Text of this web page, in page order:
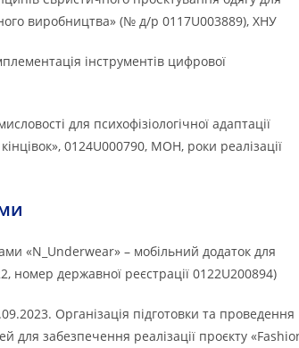
виробництва» (№ д/р 0117U003889), ХНУ
інструментів цифрової
для психофізіологічної адаптації
0124U000790, МОН, роки реалізації
«N_Underwear» – мобільний додаток для
номер державної реєстрації 0122U200894)
Організація підготовки та проведення
для забезпечення реалізації проєкту